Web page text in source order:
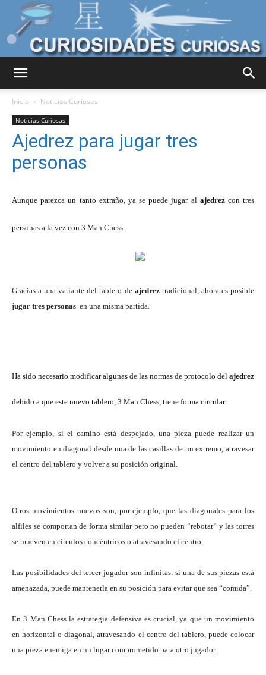
Curiosas
Inicio Noticias Curiosas
Noticias Curiosas
Ajedrez para jugar tres
personas
Aunque parezca un tanto extraño, ya se puede jugar al ajedrezcon tres
personas a la vez con 3 Man Chess.
Gracias a una variante del tablero de ajedreztradicional, ahora es posible
jugar tres personas en una misma partida.
Ha sido necesario modificar algunas de las normas de protocolo del ajedrez
debido a que este nuevo tablero, 3 Man Chess, tiene forma circular.
Por ejemplo, si el camino está despejado, una pieza puede realizar un
movimiento en diagonal desde una de las casillas de un extremo, atravesar
el centro del tablero y volver a su posición original.
Otros movimientos nuevos son, por ejemplo, que las diagonales para los
alfiles se comportan de forma similar pero no pueden “rebotar” y las torres
se mueven en círculos concéntricos o atravesando el centro.
Las posibilidades del tercer jugador son infinitas: si una de sus piezas está
amenazada, puede mantenerla en su posición para evitar que sea “comida”.
En 3 Man Chess la estrategia defensiva es crucial, ya que un movimiento
en horizontal o diagonal, atravesando el centro del tablero, puede colocar
una pieza enemiga en un lugar comprometido para otro jugador.